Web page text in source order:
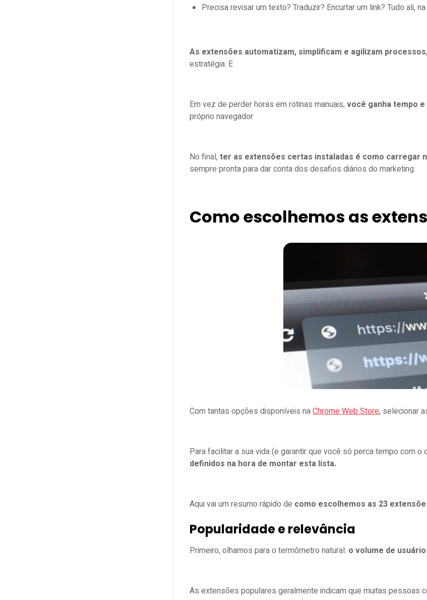
Precisa revisar um texto? Traduzir? Encurtar um link? Tudo ali,
As extensões automatizam, simplificam e agilizam processos
estratégia. E
Em vez de perder horas em rotinas manuais,você ganha tempo
próprio navegador.
No final,ter as extensões certas instaladas é como carregar
sempre pronta para dar conta dos desafios diários do marketing.
Como escolhemos as
Com tantas opções disponíveis naChrome Web Store, selecionar
Para facilitar a sua vida (e garantir que você só perca tempo com o
definidos na hora de montar esta lista.
Aqui vai um resumo rápido de como escolhemos as 23
Popularidade e relevância
Primeiro, olhamos para o termômetro natural: o volume de
As extensões populares geralmente indicam que muitas pessoas